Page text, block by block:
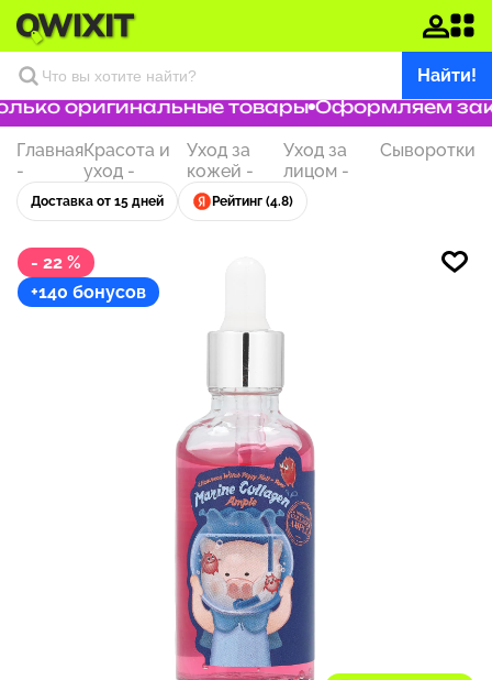
Найти!
оригинальные товары Оформляем
Главная
-
Красота и
уход -
Уход за
кожей -
Уход за
лицом -
Сыворотки
Доставка от 15 дней Рейтинг (4.8)
- 22 %
+140 бонусов